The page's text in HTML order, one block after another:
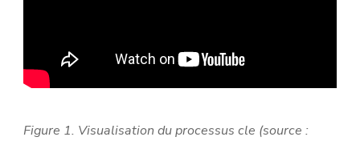
Figure 1. Visualisation du processus cle (source :